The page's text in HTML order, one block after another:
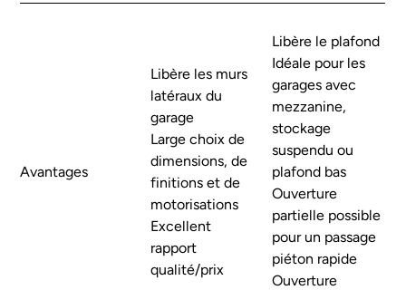
Avantages
Libère les murs
latéraux du
garage
Large choix de
dimensions, de
finitions et de
motorisations
Excellent
rapport
qualité/prix
Libère le plafond
Idéale pour les
garages avec
mezzanine,
stockage
suspendu ou
plafond bas
Ouverture
partielle possible
pour un passage
piéton rapide
Ouverture